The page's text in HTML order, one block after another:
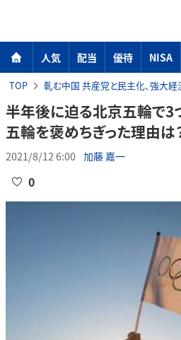
人気 配当 優待 NISA
TOP 軋む中国 共産党と民主化、強大経
半年後に迫る北京五輪で3
五輪を褒めちぎった理由は
2021/8/12 6:00 加藤 嘉一
0